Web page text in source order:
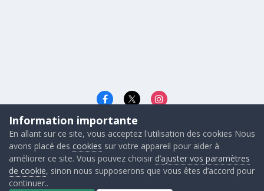
Langue
© 2026 - Gunners FRANCE
Powered by Invision Community
Information importante
En allant sur ce site, vous acceptez l'utilisation des cookies Nous
avons placé des cookies sur votre appareil pour aider à
améliorer ce site. Vous pouvez choisir d’ajuster vos paramètres
de cookie, sinon nous supposerons que vous êtes d’accord pour
continuer..